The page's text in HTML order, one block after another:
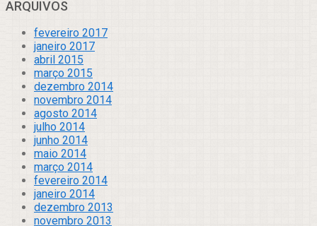
ARQUIVOS
fevereiro 2017
janeiro 2017
abril 2015
março 2015
dezembro 2014
novembro 2014
agosto 2014
julho 2014
junho 2014
maio 2014
março 2014
fevereiro 2014
janeiro 2014
dezembro 2013
novembro 2013